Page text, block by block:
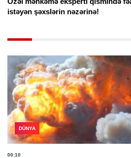
istəyən şəxslərin nəzərinə!
DÜNYA
00:10